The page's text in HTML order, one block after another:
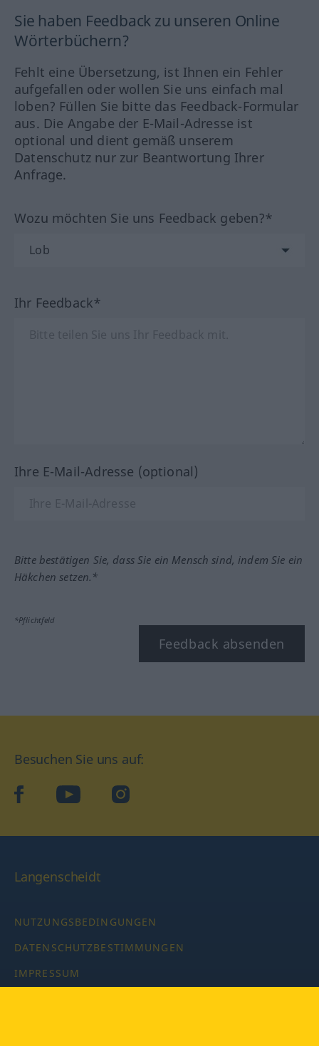
Sie haben Feedback zu unseren Online
Wörterbüchern?
Fehlt eine Übersetzung, ist Ihnen ein Fehler
aufgefallen oder wollen Sie uns einfach mal
loben? Füllen Sie bitte das Feedback-Formular
aus. Die Angabe der E-Mail-Adresse ist
optional und dient gemäß unserem
Datenschutz nur zur Beantwortung Ihrer
Anfrage.
Wozu möchten Sie uns Feedback geben?*
Ihr Feedback*
Ihre E-Mail-Adresse (optional)
Bitte bestätigen Sie, dass Sie ein Mensch sind, indem Sie ein
Häkchen setzen.*
*Pflichtfeld
Feedback absenden
Besuchen Sie uns auf:
facebookYouTube Instagram
Langenscheidt
NUTZUNGSBEDINGUNGEN
DATENSCHUTZBESTIMMUNGEN
IMPRESSUM